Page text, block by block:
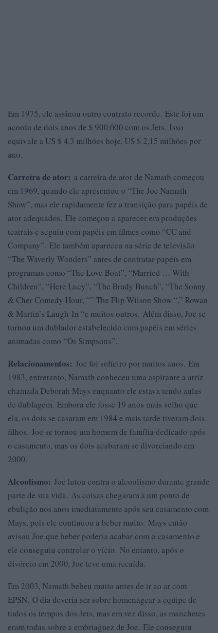
Em 1975, ele assinou outro contrato recorde. Este foi um
acordo de dois anos de $ 900.000 com os Jets. Isso
equivale a US $ 4,3 milhões hoje, US $ 2,15 milhões por
ano.
Carreira de ator: a carreira de ator de Namath começou
em 1969, quando ele apresentou o “The Joe Namath
Show”, mas ele rapidamente fez a transição para papéis de
ator adequados. Ele começou a aparecer em produções
teatrais e seguiu com papéis em filmes como “CC and
Company”. Ele também apareceu na série de televisão
“The Waverly Wonders” antes de contratar papéis em
programas como “The Love Boat”, “Married … With
Children”, “Here Lucy”, “The Brady Bunch”, “The Sonny
& Cher Comedy Hour, “” The Flip Wilson Show “,” Rowan
& Martin’s Laugh-In “e muitos outros. Além disso, Joe se
tornou um dublador estabelecido com papéis em séries
animadas como “Os Simpsons”.
Relacionamentos: Joe foi solteiro por muitos anos. Em
1983, entretanto, Namath conheceu uma aspirante a atriz
chamada Deborah Mays enquanto ele estava tendo aulas
de dublagem. Embora ele fosse 19 anos mais velho que
ela, os dois se casaram em 1984 e mais tarde tiveram dois
filhos. Joe se tornou um homem de família dedicado após
o casamento, mas os dois acabaram se divorciando em
2000.
Alcoolismo: Joe lutou contra o alcoolismo durante grande
parte de sua vida. As coisas chegaram a um ponto de
ebulição nos anos imediatamente após seu casamento com
Mays, pois ele continuou a beber muito. Mays então
avisou Joe que beber poderia acabar com o casamento e
ele conseguiu controlar o vício. No entanto, após o
divórcio em 2000, Joe teve uma recaída.
Em 2003, Namath bebeu muito antes de ir ao ar com
EPSN. O dia deveria ser sobre homenagear a equipe de
todos os tempos dos Jets, mas em vez disso, as manchetes
eram todas sobre a embriaguez de Joe. Ele conseguiu